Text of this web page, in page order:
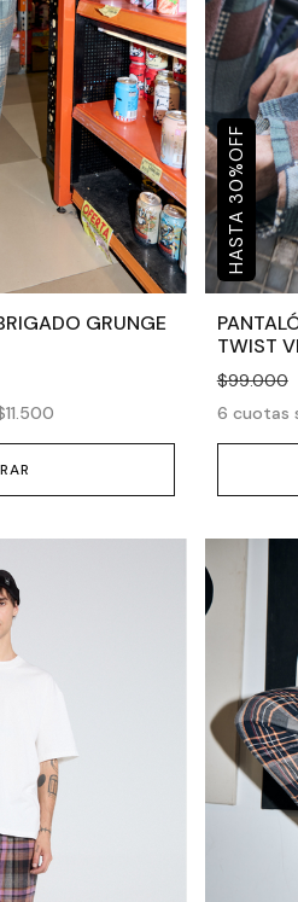
GRUNGE
30
%
OFF
TWIST
$99.000
6 cuotas